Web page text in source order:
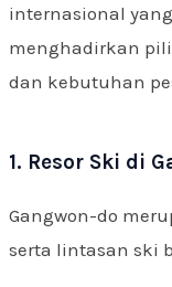
internasional
menghadirkan
dan kebutuhan
1. Resor Ski di
Gangwon-do
serta lintasan ski